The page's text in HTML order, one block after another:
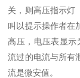
关，则高压指示灯
叫以提示操作者在
高压，电压表显示
流过的电流与所有
流是微安值。